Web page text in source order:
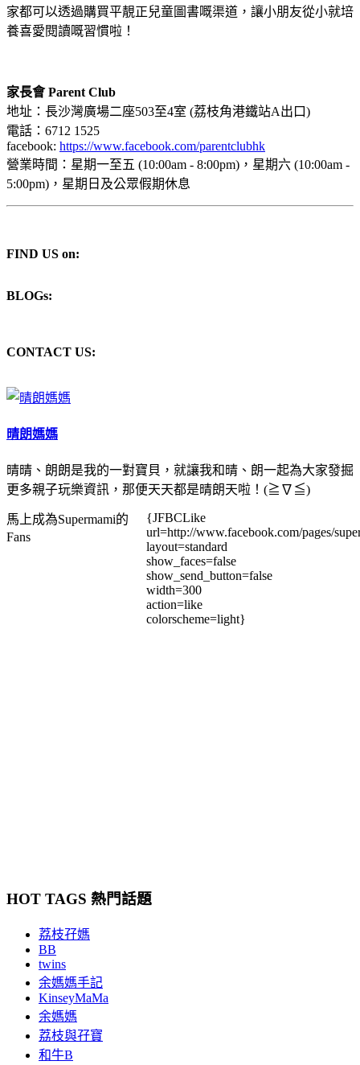
家都可以透過購買平靚正兒童圖書嘅渠道，讓小朋友從小就培
養喜愛閱讀嘅習慣啦！
家長會 Parent Club
地址：長沙灣廣場二座503至4室 (荔枝角港鐵站A出口)
電話：6712 1525
facebook: https://www.facebook.com/parentclubhk
營業時間：星期一至五 (10:00am - 8:00pm)，星期六 (10:00am -
5:00pm)，星期日及公眾假期休息
FIND US on:
BLOGs:
CONTACT US:
晴朗媽媽
晴晴、朗朗是我的一對寶貝，就讓我和晴、朗一起為大家發掘
更多親子玩樂資訊，那便天天都是晴朗天啦！(≧∇≦)
馬上成為Supermami的
Fans
{JFBCLike
url=http://www.facebook.com/pages/
layout=standard
show_faces=false
show_send_button=false
width=300
action=like
colorscheme=light}
HOT TAGS 熱門話題
荔枝孖媽
BB
twins
余媽媽手記
KinseyMaMa
余媽媽
荔枝與孖寶
和牛B